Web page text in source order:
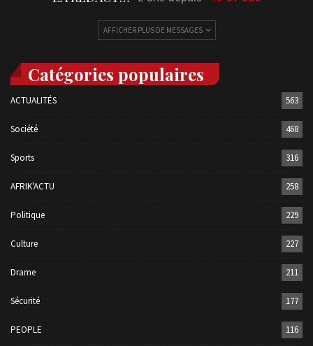
AFFICHER PLUS DE MESSAGES
Catégories populaires
ACTUALITÉS 563
Société 468
Sports 316
AFRIK'ACTU 258
Politique 229
Culture 227
Drame 211
Sécurité 177
PEOPLE 116